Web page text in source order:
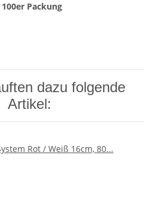
Packung
dazu folgende
Artikel: